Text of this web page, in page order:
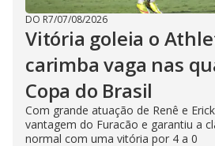
DO R7/07/08/2026
Vitória goleia o
carimba vaga nas
Copa do Brasil
Com grande atuação de Renê e
vantagem do Furacão e garantiu a
normal com uma vitória por 4 a 0